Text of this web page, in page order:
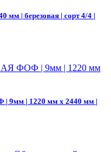
| березовая | сорт 4/4 |
| 1220 мм х 2440 мм |